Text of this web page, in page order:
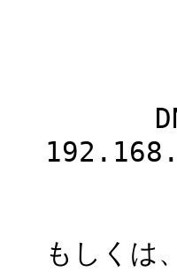
もしくは